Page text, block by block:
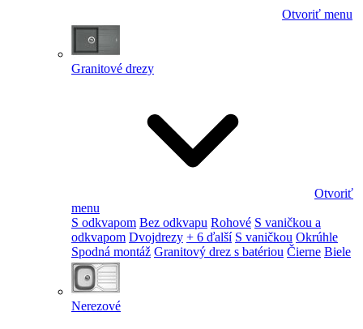
Otvoriť menu
Granitové drezy
Otvoriť
menu
S odkvapom Bez odkvapu Rohové S vaničkou a
odkvapom Dvojdrezy + 6 ďalší S vaničkou Okrúhle
Spodná montáž Granitový drez s batériou Čierne Biele
Nerezové